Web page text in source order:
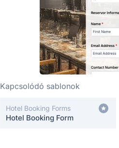
Kapcsolódó sablonok
Hotel Booking Forms
Hotel Booking Form